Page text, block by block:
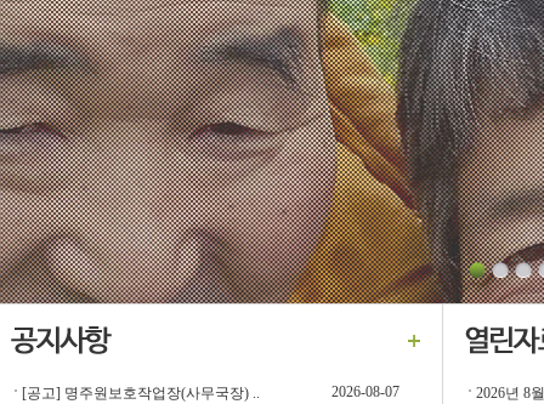
[공고] 명주원보호작업장(사무국장) ..
2026-08-07
2026년 8